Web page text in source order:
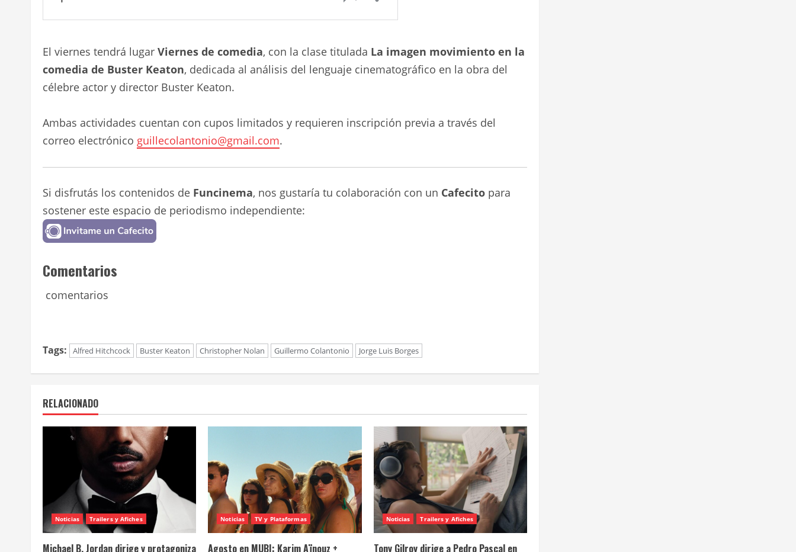
El viernes tendrá lugar Viernes de comedia, con la clase titulada La imagen movimiento en la
comedia de Buster Keaton, dedicada al análisis del lenguaje cinematográfico en la obra del
célebre actor y director Buster Keaton.
Ambas actividades cuentan con cupos limitados y requieren inscripción previa a través del
correo electrónico guillecolantonio@gmail.com.
Si disfrutás los contenidos de Funcinema, nos gustaría tu colaboración con un Cafecito para
sostener este espacio de periodismo independiente:
Comentarios
comentarios
Tags: Alfred Hitchcock Buster Keaton Christopher Nolan Guillermo Colantonio Jorge Luis Borges
RELACIONADO
Noticias Trailers y Afiches
Michael B. Jordan dirige y protagoniza
Noticias TV y Plataformas
Agosto en MUBI: Karim Aïnouz +
Noticias Trailers y Afiches
Tony Gilroy dirige a Pedro Pascal en